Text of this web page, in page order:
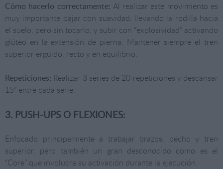
Cómo hacerlo correctamente: Al realizar este movimiento es
muy importante bajar con suavidad, llevando la rodilla hacia
el suelo, pero sin tocarlo, y subir con “explosividad” activando
glúteo en la extensión de pierna. Mantener siempre el tren
superior erguido, recto y en equilibrio.
Repeticiones: Realizar 3 series de 20 repeticiones y descansar
15” entre cada serie.
3. PUSH-UPS O FLEXIONES:
Enfocado principalmente a trabajar brazos, pecho y tren
superior, pero también un gran desconocido como es el
“Core” que involucra su activación durante la ejecución.